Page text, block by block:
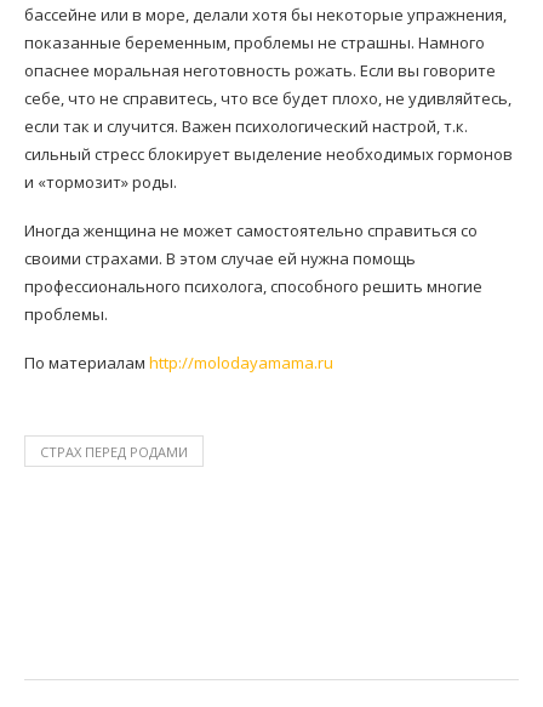
бассейне или в море, делали хотя бы некоторые упражнения,
показанные беременным, проблемы не страшны. Намного
опаснее моральная неготовность рожать. Если вы говорите
себе, что не справитесь, что все будет плохо, не удивляйтесь,
если так и случится. Важен психологический настрой, т.к.
сильный стресс блокирует выделение необходимых гормонов
и «тормозит» роды.
Иногда женщина не может самостоятельно справиться со
своими страхами. В этом случае ей нужна помощь
профессионального психолога, способного решить многие
проблемы.
По материалам http://molodayamama.ru
СТРАХ ПЕРЕД РОДАМИ